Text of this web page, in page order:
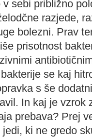
sebi približno
razjede,
bolezni. Prav
prisotnost
se kaj
s še
In kaj je vzrok
prebava? Prej
ki ne gredo